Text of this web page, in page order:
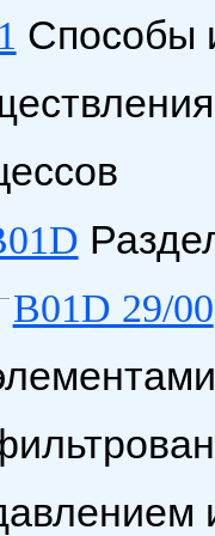
Способы
B01D 29/00